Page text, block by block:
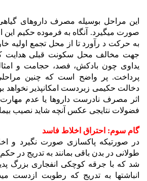
این مراحل بوسیله مصرف داروهای
صورت میگیرد. آنگاه به فرموده حکیم این
به حرکت د رآورد تا از محل تجمع اولیه
جهت مخالف محل سکونت قبلی هدایت
یداوی چون بادکش، فصد، حجامت و امثال
پرداخت. پر واضح است که چنین
دخالت حکیمی زبردست امکانپذیر نخواهد
اثر مصرف نادرست داروها یا عدم مهارت
فضولات نتایجی عکس آنچه شاید نصیب
گام سوم: احتراق اخلاط فاسد
در صورتیکه پاکسازی صورت نگیرد و
طولانی در بدن باقی بمانند به تدریج در حکم
شد که با جرقه کوچکی انفجاری بزرگ پدید
انباشتها به تدریج که رطوبت ازدست